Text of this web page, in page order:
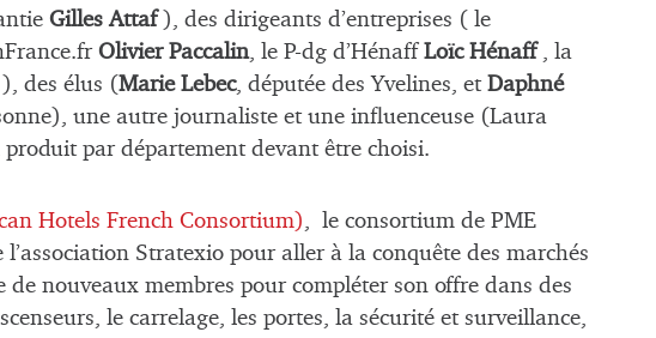
Gilles Attaf), des dirigeants d’entreprises ( le
Olivier Paccalin, le P-dg d’Hénaff Loïc Hénaff
, la
des élus (Marie Lebec, députée des Yvelines, et Daphné
une autre journaliste et une influenceuse (Laura
par département devant être choisi.
Hotels French Consortium), le consortium de PME
l’association Stratexio pour aller à la conquête des marchés
de nouveaux membres pour compléter son offre dans des
le carrelage, les portes, la sécurité et surveillance,